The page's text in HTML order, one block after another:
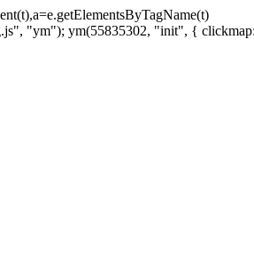
"ym"); ym(55835302, "init", {